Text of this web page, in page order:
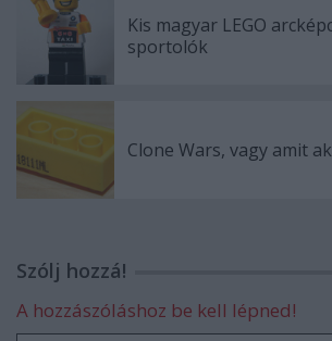
Kis magyar LEGO
sportolók
Clone Wars, vagy amit
Szólj hozzá!
A hozzászóláshoz be kell lépned!